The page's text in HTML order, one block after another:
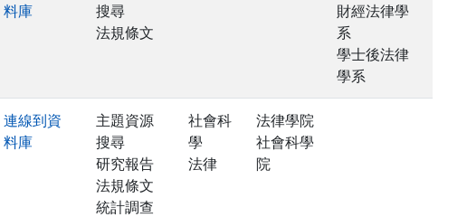
料庫
搜尋
法規條文
財經法律學
系
學士後法律
學系
連線到資
料庫
主題資源
搜尋
研究報告
法規條文
統計調查
社會科
學
法律
法律學院
社會科學
院